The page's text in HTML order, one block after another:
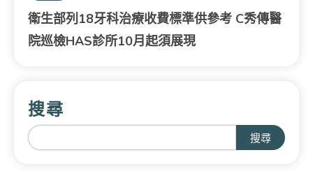
衛生部列18牙科治療收費標準供參考 C秀傳醫
院巡檢HAS診所10月起須展現
搜尋
搜尋